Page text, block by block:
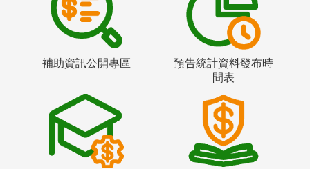
補助資訊公開專區
預告統計資料發布時
間表